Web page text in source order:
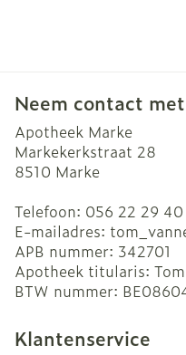
Neem contact
Apotheek Marke
Markekerkstraat 28
8510 Marke
Telefoon: 056 22 29 40
E-mailadres:
APB nummer: 342701
Apotheek titularis:
BTW nummer:
Klantenservice